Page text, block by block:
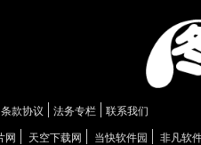
条款协议 法务专栏
联系我们
网 天空下载网 当快软件园
非凡软